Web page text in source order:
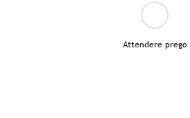
Attendere prego